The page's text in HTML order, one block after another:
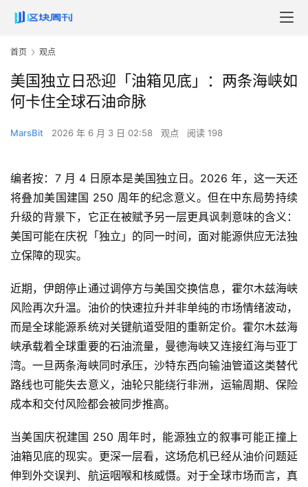
首页 观点
美国独立日恐迎「油箱见底」：两条海峡如
何卡住全球石油命脉
MarsBit 2026 年 6 月 3 日 02:58 观点 阅读 198
编者按：7 月 4 日原本是美国独立日。2026 年，这一天还
将叠加美国建国 250 周年的纪念意义。但在中东局势持续
升级的背景下，它正在被赋予另一层更具讽刺意味的含义：
美国可能在庆祝「独立」的同一时间，面对能源供应无法独
立保障的现实。
近期，伊朗停止通过调停方与美国交换信息，霍尔木兹海峡
风险再次升温。油价的快速拉升并非单纯的市场情绪波动，
而是全球能源系统对关键航道受阻的重新定价。霍尔木兹海
峡承载着全球重要的石油流量，曼德海峡又连接红海与亚丁
湾。一旦两条海峡同时承压，沙特东西向输油管道这类替代
路线也可能失去意义，油轮只能绕行非洲，运输周期、保险
成本和交付风险都会被同步推高。
当美国庆祝建国 250 周年时，能源独立的叙事可能正撞上
油箱见底的现实。更深一层看，这场危机已经从油价问题延
伸到外交误判、航运咽喉和核威慑。对于全球市场而言，真